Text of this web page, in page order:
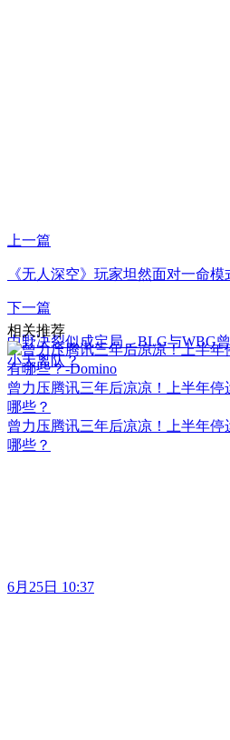
上一篇
《无人深空》玩家坦然面对一命模
下一篇
中野决裂似成定局，BLG与WBG
小天离队？
相关推荐
曾力压腾讯三年后凉凉！上半年
哪些？
曾力压腾讯三年后凉凉！上半年
哪些？
6月25日 10:37